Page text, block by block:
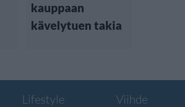
kauppaan
kävelytuen takia
Lifestyle Viihde